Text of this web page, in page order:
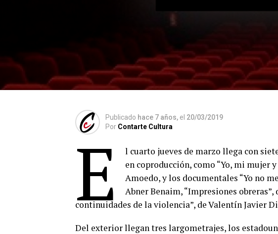
Publicado hace 7 años, el 20/03/2019
Por Contarte Cultura
E
l cuarto jueves de marzo llega con
en coproducción, como “Yo, mi mujer
Amoedo, y los documentales “Yo no
Abner Benaim, “Impresiones
continuidades de la violencia”, de Valentín Javier
Del exterior llegan tres largometrajes, los